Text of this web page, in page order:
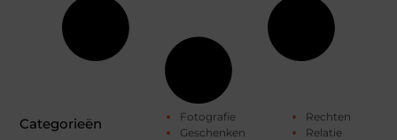
Categorieën
Fotografie
Geschenken
Rechten
Relatie